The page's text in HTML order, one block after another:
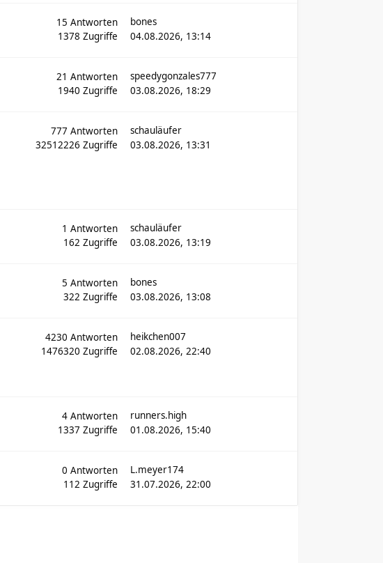
15Antworten
1378Zugriffe
bones
04.08.2026, 13:14
21Antworten
1940Zugriffe
speedygonzales777
03.08.2026, 18:29
777Antworten
32512226Zugriffe
schauläufer
03.08.2026, 13:31
1Antworten
162Zugriffe
schauläufer
03.08.2026, 13:19
5Antworten
322Zugriffe
bones
03.08.2026, 13:08
4230Antworten
1476320Zugriffe
heikchen007
02.08.2026, 22:40
4Antworten
1337Zugriffe
runners.high
01.08.2026, 15:40
0Antworten
112Zugriffe
L.meyer174
31.07.2026, 22:00